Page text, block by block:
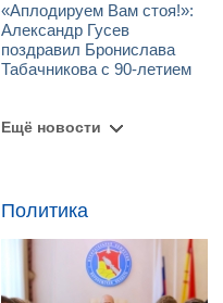
«Аплодируем Вам стоя!»:
Александр Гусев
поздравил Бронислава
Табачникова с 90-летием
Ещё новости
Политика